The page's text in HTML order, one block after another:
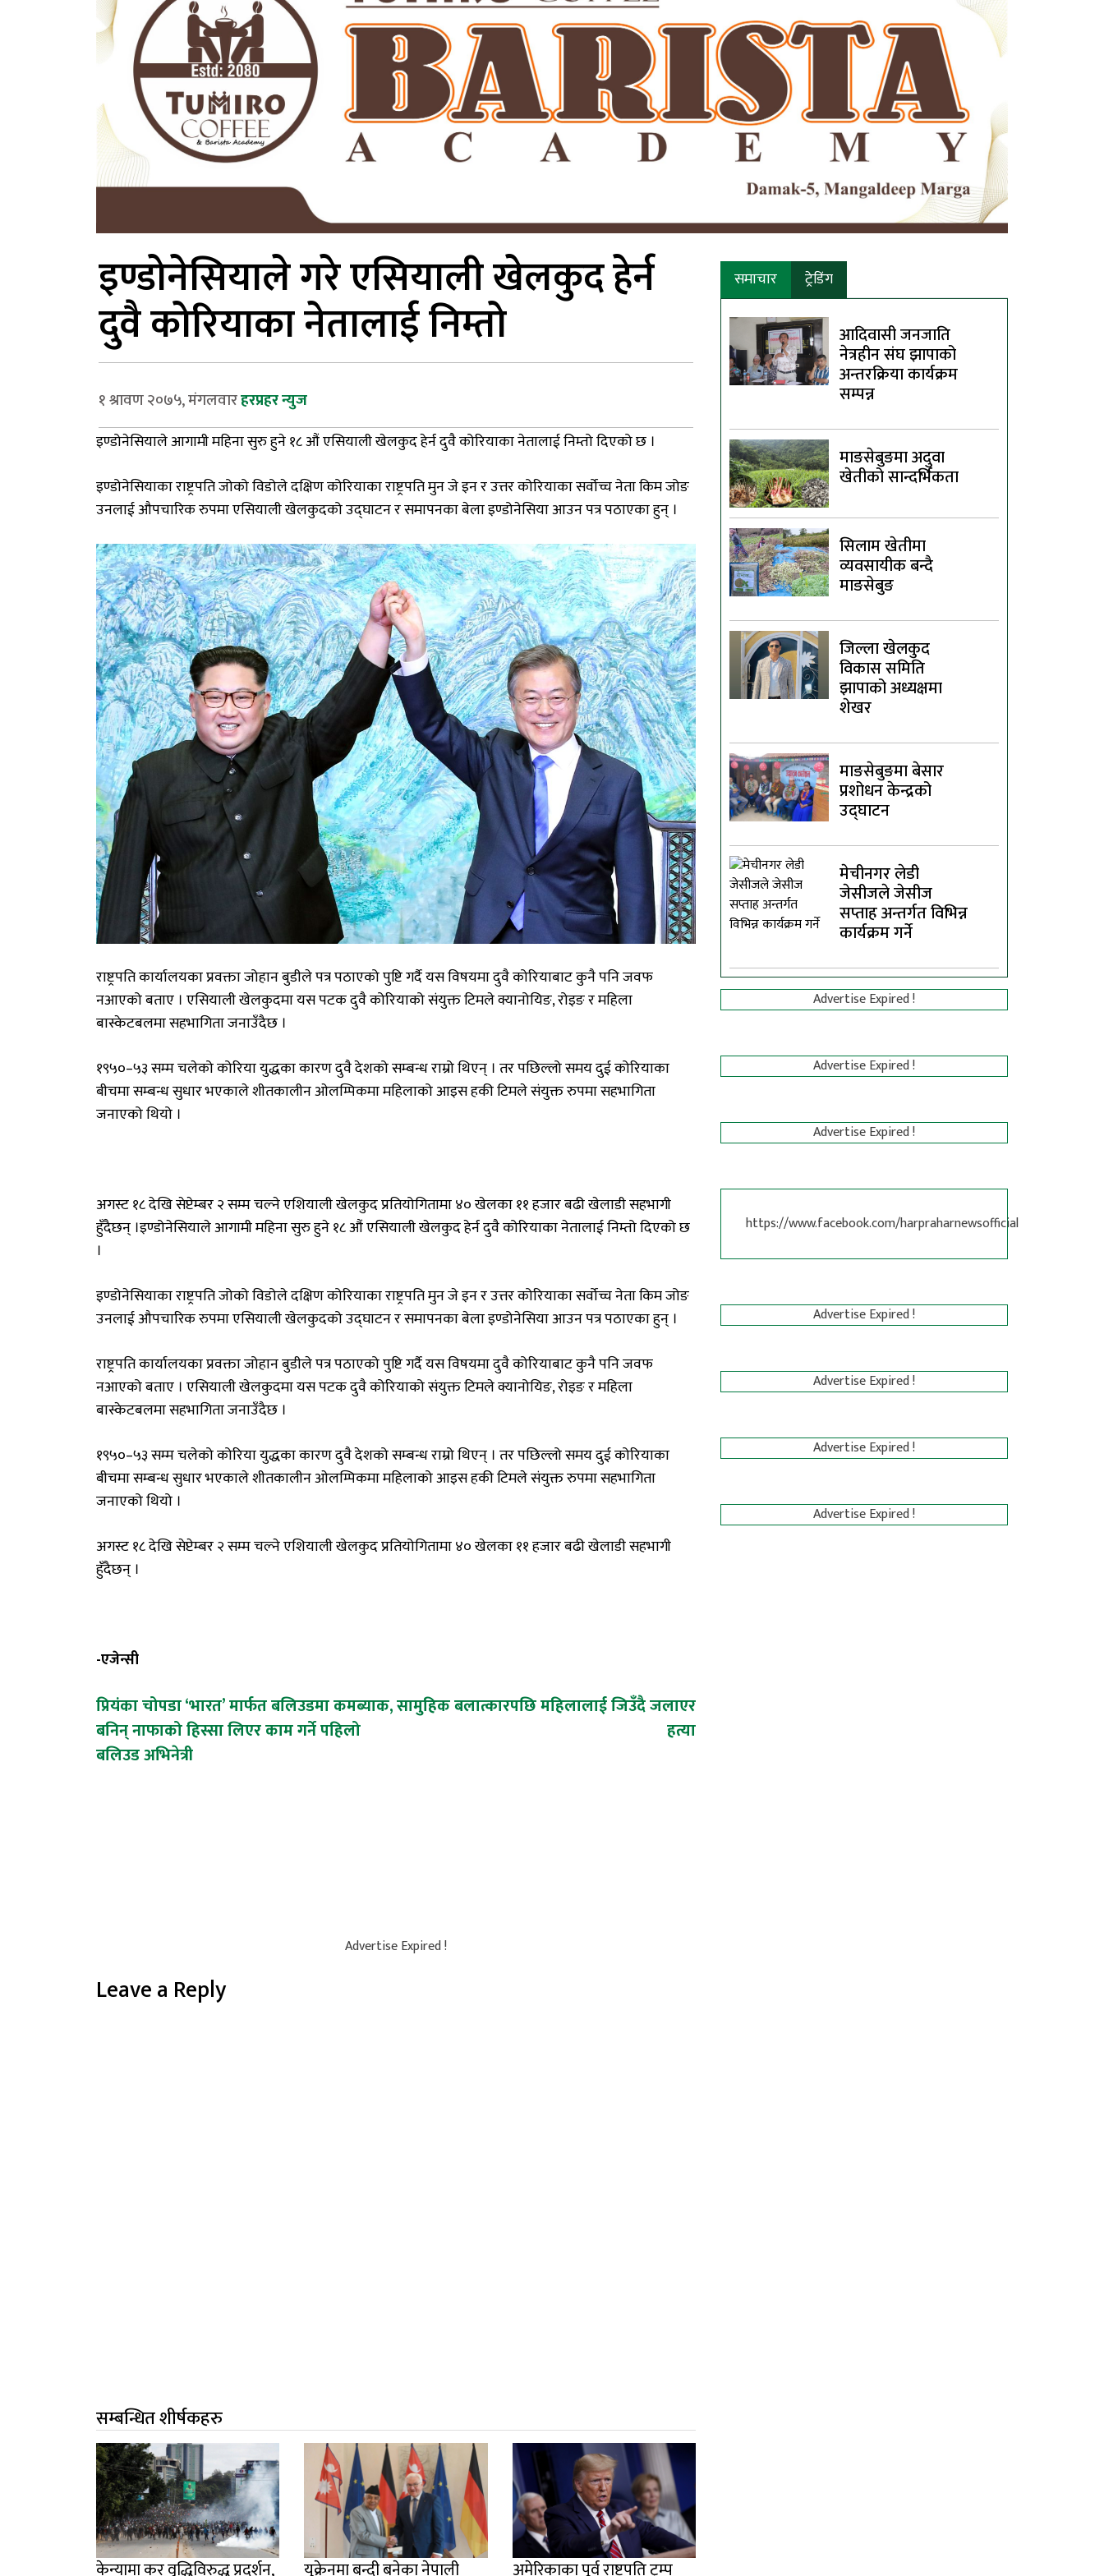
इण्डोनेसियाले गरे एसियाली खेलकुद हेर्न
दुवै कोरियाका नेतालाई निम्तो
१ श्रावण २०७५, मंगलवारहरप्रहर न्युज
इण्डोनेसियाले आगामी महिना सुरु हुने १८ औं एसियाली खेलकुद हेर्न दुवै कोरियाका नेतालाई निम्तो दिएको छ ।
इण्डोनेसियाका राष्ट्रपति जोको विडोले दक्षिण कोरियाका राष्ट्रपति मुन जे इन र उत्तर कोरियाका सर्वोच्च नेता किम जोङ
उनलाई औपचारिक रुपमा एसियाली खेलकुदको उद्घाटन र समापनका बेला इण्डोनेसिया आउन पत्र पठाएका हुन् ।
राष्ट्रपति कार्यालयका प्रवक्ता जोहान बुडीले पत्र पठाएको पुष्टि गर्दै यस विषयमा दुवै कोरियाबाट कुनै पनि जवफ
नआएको बताए । एसियाली खेलकुदमा यस पटक दुवै कोरियाको संयुक्त टिमले क्यानोयिङ, रोइङ र महिला
बास्केटबलमा सहभागिता जनाउँदैछ ।
१९५०–५३ सम्म चलेको कोरिया युद्धका कारण दुवै देशको सम्बन्ध राम्रो थिएन् । तर पछिल्लो समय दुई कोरियाका
बीचमा सम्बन्ध सुधार भएकाले शीतकालीन ओलम्पिकमा महिलाको आइस हकी टिमले संयुक्त रुपमा सहभागिता
जनाएको थियो ।
अगस्ट १८ देखि सेप्टेम्बर २ सम्म चल्ने एशियाली खेलकुद प्रतियोगितामा ४० खेलका ११ हजार बढी खेलाडी सहभागी
हुँदैछन् ।इण्डोनेसियाले आगामी महिना सुरु हुने १८ औं एसियाली खेलकुद हेर्न दुवै कोरियाका नेतालाई निम्तो दिएको छ
।
इण्डोनेसियाका राष्ट्रपति जोको विडोले दक्षिण कोरियाका राष्ट्रपति मुन जे इन र उत्तर कोरियाका सर्वोच्च नेता किम जोङ
उनलाई औपचारिक रुपमा एसियाली खेलकुदको उद्घाटन र समापनका बेला इण्डोनेसिया आउन पत्र पठाएका हुन् ।
राष्ट्रपति कार्यालयका प्रवक्ता जोहान बुडीले पत्र पठाएको पुष्टि गर्दै यस विषयमा दुवै कोरियाबाट कुनै पनि जवफ
नआएको बताए । एसियाली खेलकुदमा यस पटक दुवै कोरियाको संयुक्त टिमले क्यानोयिङ, रोइङ र महिला
बास्केटबलमा सहभागिता जनाउँदैछ ।
१९५०–५३ सम्म चलेको कोरिया युद्धका कारण दुवै देशको सम्बन्ध राम्रो थिएन् । तर पछिल्लो समय दुई कोरियाका
बीचमा सम्बन्ध सुधार भएकाले शीतकालीन ओलम्पिकमा महिलाको आइस हकी टिमले संयुक्त रुपमा सहभागिता
जनाएको थियो ।
अगस्ट १८ देखि सेप्टेम्बर २ सम्म चल्ने एशियाली खेलकुद प्रतियोगितामा ४० खेलका ११ हजार बढी खेलाडी सहभागी
हुँदैछन् ।
-एजेन्सी
Post
navigation
प्रियंका चोपडा ‘भारत’ मार्फत बलिउडमा कमब्याक,
बनिन् नाफाको हिस्सा लिएर काम गर्ने पहिलो
बलिउड अभिनेत्री
सामुहिक बलात्कारपछि महिलालाई जिउँदै जलाएर
हत्या
Advertise Expired !
Leave a Reply
सम्बन्धित शीर्षकहरु
केन्यामा कर वृद्धिविरुद्ध प्रदर्शन, युक्रेनमा बन्दी बनेका नेपाली अमेरिकाका पूर्व राष्ट्रपति ट्रम्प
समाचार ट्रेडिंग
आदिवासी जनजाति
नेत्रहीन संघ झापाको
अन्तरक्रिया कार्यक्रम
सम्पन्न
माङसेबुङमा अदुवा
खेतीको सान्दर्भिकता
सिलाम खेतीमा
व्यवसायीक बन्दै
माङसेबुङ
जिल्ला खेलकुद
विकास समिति
झापाको अध्यक्षमा
शेखर
माङसेबुङमा बेसार
प्रशोधन केन्द्रको
उद्घाटन
मेचीनगर लेडी
जेसीजले जेसीज
सप्ताह अन्तर्गत विभिन्न
कार्यक्रम गर्ने
Advertise Expired !
Advertise Expired !
Advertise Expired !
https://www.facebook.com/harpraharnewsofficial
Advertise Expired !
Advertise Expired !
Advertise Expired !
Advertise Expired !